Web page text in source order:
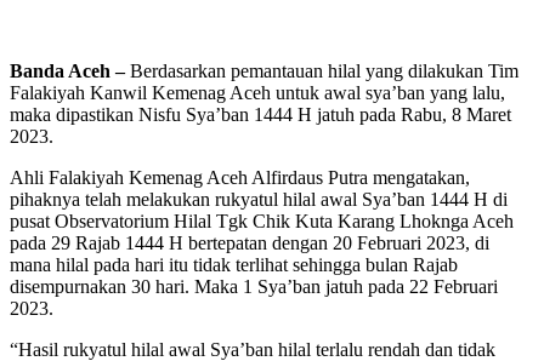
Banda Aceh –Berdasarkan pemantauan hilal yang dilakukan Tim
Falakiyah Kanwil Kemenag Aceh untuk awal sya’ban yang lalu,
maka dipastikan Nisfu Sya’ban 1444 H jatuh pada Rabu, 8 Maret
2023.
Ahli Falakiyah Kemenag Aceh Alfirdaus Putra mengatakan,
pihaknya telah melakukan rukyatul hilal awal Sya’ban 1444 H di
pusat Observatorium Hilal Tgk Chik Kuta Karang Lhoknga Aceh
pada 29 Rajab 1444 H bertepatan dengan 20 Februari 2023, di
mana hilal pada hari itu tidak terlihat sehingga bulan Rajab
disempurnakan 30 hari. Maka 1 Sya’ban jatuh pada 22 Februari
2023.
“Hasil rukyatul hilal awal Sya’ban hilal terlalu rendah dan tidak